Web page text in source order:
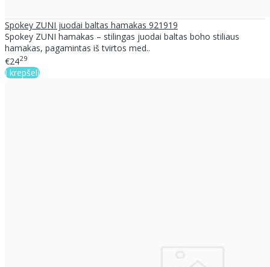
Spokey ZUNI juodai baltas hamakas 921919
Spokey ZUNI hamakas – stilingas juodai baltas boho stiliaus
hamakas, pagamintas iš tvirtos med..
€2429
Į krepšelį